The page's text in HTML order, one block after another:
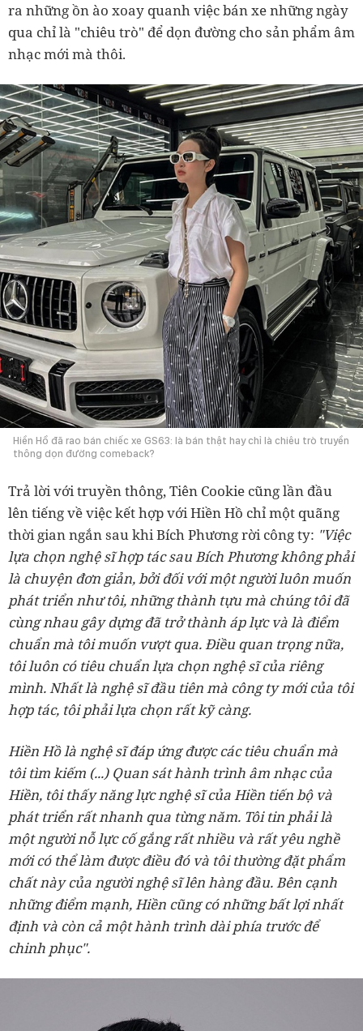
ra những ồn ào xoay quanh việc bán xe những ngày
qua chỉ là "chiêu trò" để dọn đường cho sản phẩm âm
nhạc mới mà thôi.
Hiền Hồ đã rao bán chiếc xe GS63: là bán thật hay chỉ là chiêu trò truyền
thông dọn đường comeback?
Trả lời với truyền thông, Tiên Cookie cũng lần đầu
lên tiếng về việc kết hợp với Hiền Hồ chỉ một quãng
thời gian ngắn sau khi Bích Phương rời công ty: "Việc
lựa chọn nghệ sĩ hợp tác sau Bích Phương không phải
là chuyện đơn giản, bởi đối với một người luôn muốn
phát triển như tôi, những thành tựu mà chúng tôi đã
cùng nhau gây dựng đã trở thành áp lực và là điểm
chuẩn mà tôi muốn vượt qua. Điều quan trọng nữa,
tôi luôn có tiêu chuẩn lựa chọn nghệ sĩ của riêng
mình. Nhất là nghệ sĩ đầu tiên mà công ty mới của tôi
hợp tác, tôi phải lựa chọn rất kỹ càng.
Hiền Hồ là nghệ sĩ đáp ứng được các tiêu chuẩn mà
tôi tìm kiếm (...) Quan sát hành trình âm nhạc của
Hiền, tôi thấy năng lực nghệ sĩ của Hiền tiến bộ và
phát triển rất nhanh qua từng năm. Tôi tin phải là
một người nỗ lực cố gắng rất nhiều và rất yêu nghề
mới có thể làm được điều đó và tôi thường đặt phẩm
chất này của người nghệ sĩ lên hàng đầu. Bên cạnh
những điểm mạnh, Hiền cũng có những bất lợi nhất
định và còn cả một hành trình dài phía trước để
chinh phục".